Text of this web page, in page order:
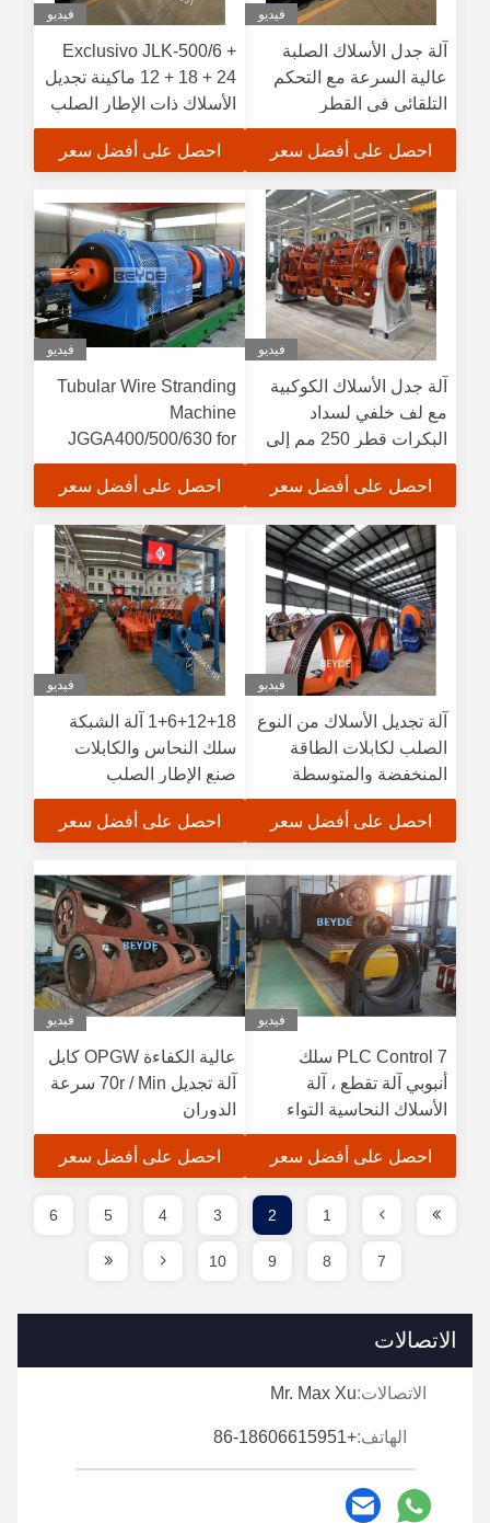
فيديو
آلة جدل الأسلاك الصلبة
عالية السرعة مع التحكم
التلقائي في القطر
احصل على أفضل سعر
فيديو
Exclusivo JLK-500/6 +
12 + 18 + 24 ماكينة تجديل
الأسلاك ذات الإطار الصلب
احصل على أفضل سعر
فيديو
آلة جدل الأسلاك الكوكبية
مع لف خلفي لسداد
البكرات قطر 250 مم إلى
800 مم
احصل على أفضل سعر
فيديو
Tubular Wire Stranding
Machine
JGGA400/500/630 for
bare copper aluminum
ACSR steel wire
backtwist
احصل على أفضل سعر
فيديو
آلة تجديل الأسلاك من النوع
الصلب لكابلات الطاقة
المنخفضة والمتوسطة
والعالية الجهد (EHV)
احصل على أفضل سعر
فيديو
1+6+12+18 آلة الشبكة
سلك النحاس والكابلات
صنع الإطار الصلب
احصل على أفضل سعر
فيديو
PLC Control 7 سلك
أنبوبي آلة تقطع ، آلة
الأسلاك النحاسية التواء
احصل على أفضل سعر
فيديو
عالية الكفاءة OPGW كابل
آلة تجديل 70r / Min سرعة
الدوران
احصل على أفضل سعر
1
2
3
4
5
6
7
8
9
10
الاتصالات
الاتصالات:Mr. Max Xu
الهاتف:+86-18606615951